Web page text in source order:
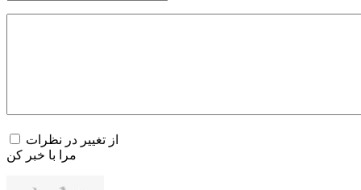
از تغییر در نظرات
مرا با خبر کن